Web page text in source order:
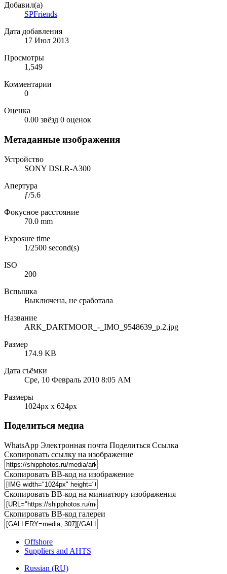
Добавил(а)
SPFriends
Дата добавления
17 Июл 2013
Просмотры
1,549
Комментарии
0
Оценка
0.00 звёзд 0 оценок
Метаданные изображения
Устройство
SONY DSLR-A300
Апертура
ƒ/5.6
Фокусное расстояние
70.0 mm
Exposure time
1/2500 second(s)
ISO
200
Вспышка
Выключена, не сработала
Название
ARK_DARTMOOR_-_IMO_9548639_p.2.jpg
Размер
174.9 KB
Дата съёмки
Сре, 10 Февраль 2010 8:05 AM
Размеры
1024px x 624px
Поделиться медиа
WhatsApp Электронная почта Поделиться Ссылка
Скопировать ссылку на изображение
Скопировать BB-код на изображение
Скопировать BB-код на миниатюру изображения
Скопировать BB-код галереи
Offshore
Suppliers and AHTS
Russian (RU)